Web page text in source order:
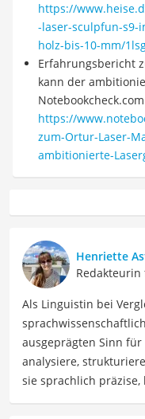
https://
-laser-sculpfun-s9-
holz-bis-10-mm/
Erfahrungsbericht
kann der
https://
zum-Ortur-Laser-
ambitionierte-
Henriette
Als Linguistin bei
ausgeprägten Sinn
analysiere,
sie sprachlich